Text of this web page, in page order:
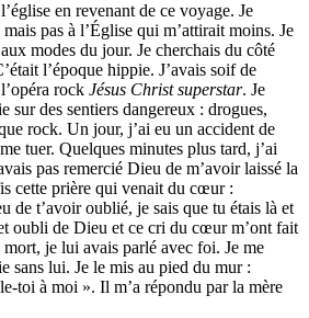
en revenant de ce voyage. Je
pas à l’Église qui m’attirait moins. Je
modes du jour. Je cherchais du côté
l’époque hippie. J’avais soif de
rock Jésus Christ superstar. Je
sur des sentiers dangereux : drogues,
rock. Un jour, j’ai eu un accident de
tuer. Quelques minutes plus tard, j’ai
pas remercié Dieu de m’avoir laissé la
cette prière qui venait du cœur :
de t’avoir oublié, je sais que tu étais là et
oubli de Dieu et ce cri du cœur m’ont fait
je lui avais parlé avec foi. Je me
sans lui. Je le mis au pied du mur :
toi à moi ». Il m’a répondu par la mère